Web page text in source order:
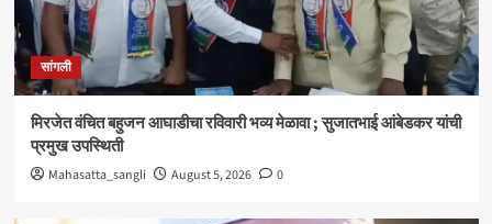
3
क्राईम बेळगाव
आंबोलीत जत्राट येथील बेपत्ता डॉक्टरचा मृतदेह अखेर सापडला
सांगली
विद्यावाचस्पती गुरुदेव शंकर अभ्यंकर यांना ‘कलातपस्वी’
सांगली
मिरजेत वंचित बहुजन आघाडीचा रविवारी भव्य मेळावा ; सुजातभाई आंबेडकर यांची
प्रमुख उपस्थिती
Mahasatta_sangli August 5, 2026 0